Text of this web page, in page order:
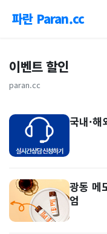
파란 Paran.cc
이벤트 할인
paran.cc
국내·
광동 메
엄